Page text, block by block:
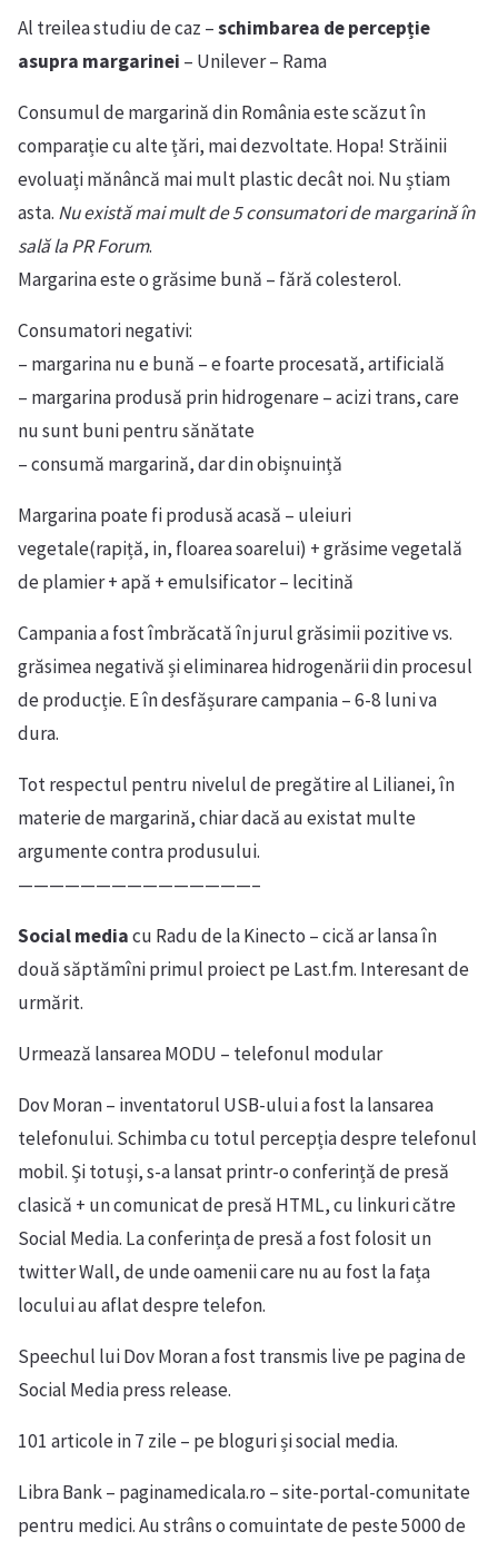
Al treilea studiu de caz –schimbarea de percepție
asupra margarinei – Unilever – Rama
Consumul de margarină din România este scăzut în
comparație cu alte țări, mai dezvoltate. Hopa! Străinii
evoluați mănâncă mai mult plastic decât noi. Nu știam
asta. Nu există mai mult de 5 consumatori de margarină în
sală la PR Forum.
Margarina este o grăsime bună – fără colesterol.
Consumatori negativi:
– margarina nu e bună – e foarte procesată, artificială
– margarina produsă prin hidrogenare – acizi trans, care
nu sunt buni pentru sănătate
– consumă margarină, dar din obișnuință
Margarina poate fi produsă acasă – uleiuri
vegetale(rapiță, in, floarea soarelui) + grăsime vegetală
de plamier + apă + emulsificator – lecitină
Campania a fost îmbrăcată în jurul grăsimii pozitive vs.
grăsimea negativă și eliminarea hidrogenării din procesul
de producție. E în desfășurare campania – 6-8 luni va
dura.
Tot respectul pentru nivelul de pregătire al Lilianei, în
materie de margarină, chiar dacă au existat multe
argumente contra produsului.
———————————————–
Social mediacu Radu de la Kinecto – cică ar lansa în
două săptămîni primul proiect pe Last.fm. Interesant de
urmărit.
Urmează lansarea MODU – telefonul modular
Dov Moran – inventatorul USB-ului a fost la lansarea
telefonului. Schimba cu totul percepția despre telefonul
mobil. Și totuși, s-a lansat printr-o conferință de presă
clasică + un comunicat de presă HTML, cu linkuri către
Social Media. La conferința de presă a fost folosit un
twitter Wall, de unde oamenii care nu au fost la fața
locului au aflat despre telefon.
Speechul lui Dov Moran a fost transmis live pe pagina de
Social Media press release.
101 articole in 7 zile – pe bloguri și social media.
Libra Bank – paginamedicala.ro – site-portal-comunitate
pentru medici. Au strâns o comuintate de peste 5000 de